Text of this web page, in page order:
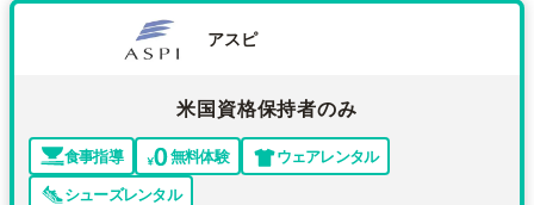
アスピ
米国資格保持者のみ
食事指導 無料体験
ウェアレンタル
シューズレンタル